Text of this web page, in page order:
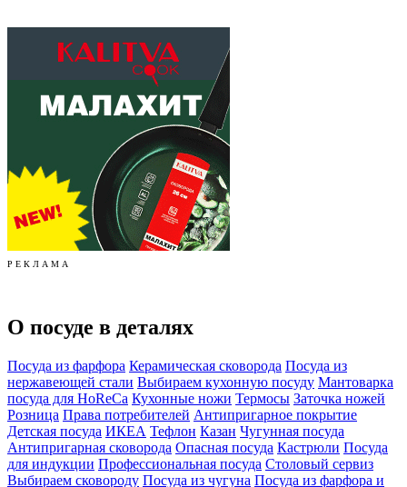
Р Е К Л А М А
О посуде в деталях
Посуда из фарфора Керамическая сковорода Посуда из
нержавеющей стали Выбираем кухонную посуду Мантоварка
посуда для HoReCa Кухонные ножи Термосы Заточка ножей
Розница Права потребителей Антипригарное покрытие
Детская посуда ИКЕА Тефлон Казан Чугунная посуда
Антипригарная сковорода Опасная посуда Кастрюли Посуда
для индукции Профессиональная посуда Столовый сервиз
Выбираем сковороду Посуда из чугуна Посуда из фарфора и